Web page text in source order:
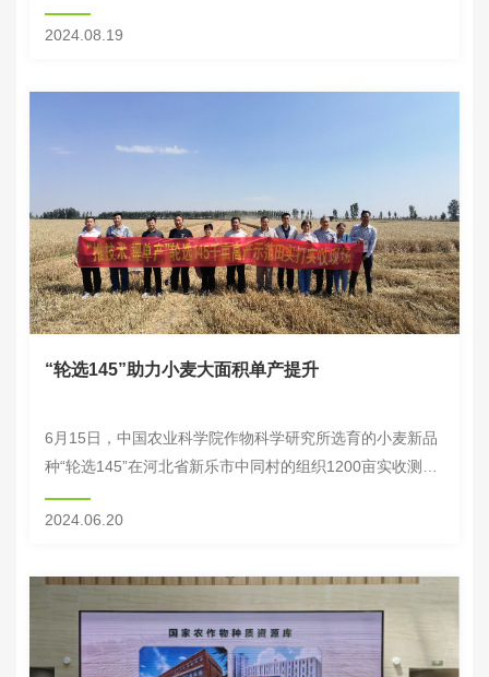
坛”在非洲肯尼亚内罗毕召开。此次大会旨在总结中非农业
科技合作成效，交流农业发展经验，促进...
2024.08.19
“轮选145”助力小麦大面积单产提升
6月15日，中国农业科学院作物科学研究所选育的小麦新品
种“轮选145”在河北省新乐市中同村的组织1200亩实收测
产。来自河北省种子管理站、石家庄市农业技术推广中心、
河北农业大学、山东农业大学、河北省农...
2024.06.20